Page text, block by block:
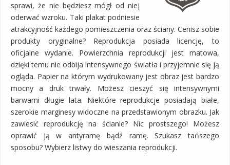
sprawi, że nie będziesz mógł od niej
oderwać wzroku. Taki plakat podniesie
atrakcyjność każdego pomieszczenia oraz ściany. Cenisz sobie
produkty oryginalne? Reprodukcja posiada licencję, to
oficjalne wydanie. Powierzchnia reprodukcji jest matowa,
dzięki temu nie odbija intensywnego światła i przyjemnie się ją
ogląda. Papier na którym wydrukowany jest obraz jest bardzo
mocny a druk trwały. Możesz cieszyć się intensywnymi
barwami długie lata. Niektóre reprodukcje posiadają białe,
szerokie marginesy widoczne na przedstawionym obrazku. Jak
zawiesić reprodukcję na ścianie? Nic prostszego! Możesz
oprawić ją w antyramę bądź ramę. Szukasz tańszego
sposobu? Wybierz listwy do wieszania reprodukcji.